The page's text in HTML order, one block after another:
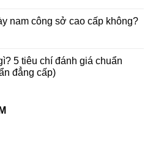
nam công sở cao cấp không?
5 tiêu chí đánh giá chuẩn
đẳng cấp)